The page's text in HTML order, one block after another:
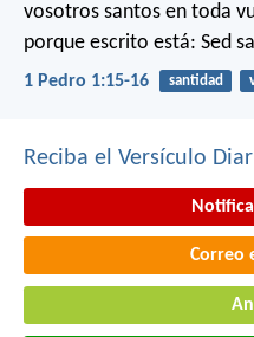
vosotros santos en toda
porque escrito está: Sed
1 Pedro 1:15-16 santidad
Reciba el Versículo
Correo